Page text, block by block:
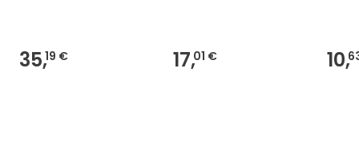
35,19 € 17,01 € 10,